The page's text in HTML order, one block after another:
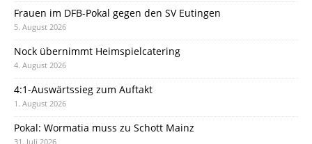
Frauen im DFB-Pokal gegen den SV Eutingen
5. August 2026
Nock übernimmt Heimspielcatering
4. August 2026
4:1-Auswärtssieg zum Auftakt
1. August 2026
Pokal: Wormatia muss zu Schott Mainz
31. Juli 2026